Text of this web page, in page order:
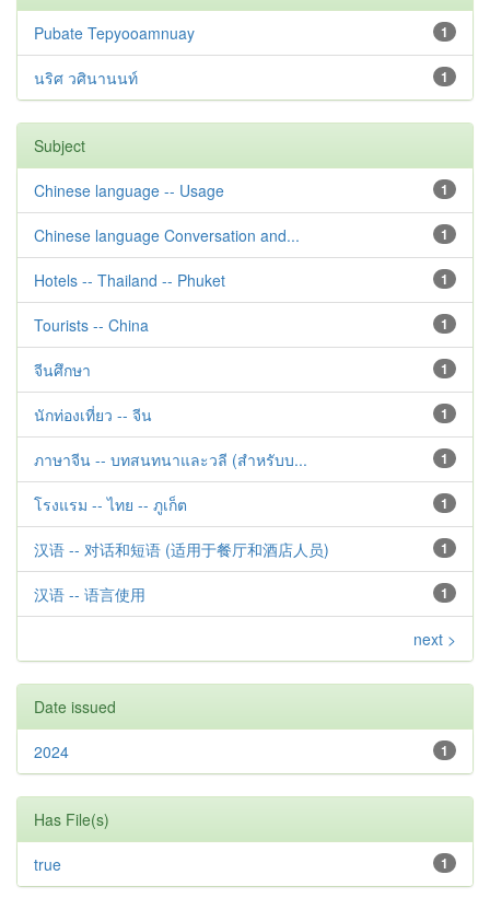
1
Pubate Tepyooamnuay
1
นริศ วศินานนท์
Subject
1
Chinese language -- Usage
1
Chinese language Conversation and...
1
Hotels -- Thailand -- Phuket
1
Tourists -- China
1
จีนศึกษา
1
นักท่องเที่ยว -- จีน
1
ภาษาจีน -- บทสนทนาและวลี (สำหรับบ...
1
โรงแรม -- ไทย -- ภูเก็ต
1
汉语 -- 对话和短语 (适用于餐厅和酒店人员)
1
汉语 -- 语言使用
next >
Date issued
1
2024
Has File(s)
1
true